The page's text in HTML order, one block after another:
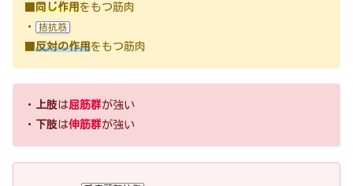
同じ作用をもつ筋肉
・
拮抗筋
反対の作用をもつ筋肉
・ 上肢は屈筋群が強い
・ 下肢は伸筋群が強い